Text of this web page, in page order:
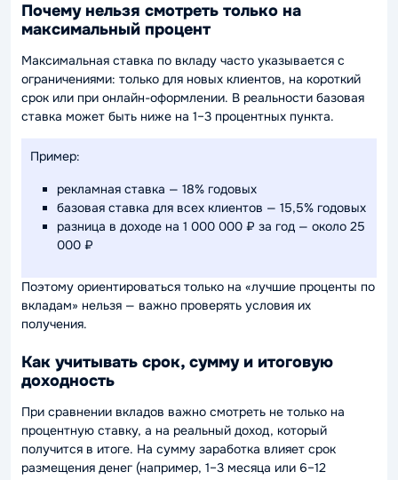
Почему нельзя смотреть только на
максимальный процент
Максимальная ставка по вкладу часто указывается с
ограничениями: только для новых клиентов, на короткий
срок или при онлайн-оформлении. В реальности базовая
ставка может быть ниже на 1–3 процентных пункта.
Пример:
рекламная ставка — 18% годовых
базовая ставка для всех клиентов — 15,5% годовых
разница в доходе на 1 000 000 ₽ за год — около 25
000 ₽
Поэтому ориентироваться только на «лучшие проценты по
вкладам» нельзя — важно проверять условия их
получения.
Как учитывать срок, сумму и итоговую
доходность
При сравнении вкладов важно смотреть не только на
процентную ставку, а на реальный доход, который
получится в итоге. На сумму заработка влияет срок
размещения денег (например, 1–3 месяца или 6–12